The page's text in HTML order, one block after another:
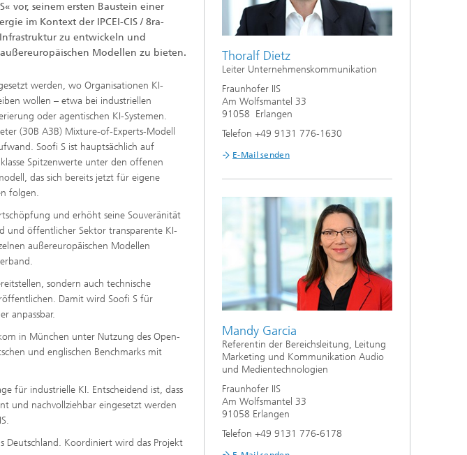
vor, seinem ersten Baustein einer
im Kontext der IPCEI-CIS / 8ra-
zu entwickeln und
Modellen zu bieten.
werden, wo Organisationen KI-
wollen – etwa bei industriellen
oder agentischen KI-Systemen.
(30B A3B) Mixture-of-Experts-Modell
Soofi S ist hauptsächlich auf
Spitzenwerte unter den offenen
das sich bereits jetzt für eigene
folgen.
und erhöht seine Souveränität
und öffentlicher Sektor transparente KI-
außereuropäischen Modellen
sondern auch technische
Damit wird Soofi S für
anpassbar.
in München unter Nutzung des Open-
und englischen Benchmarks mit
für industrielle KI. Entscheidend ist, dass
und nachvollziehbar eingesetzt werden
Deutschland. Koordiniert wird das Projekt
Thoralf Dietz
Leiter Unternehmenskommunikation
Fraunhofer IIS
Am Wolfsmantel 33
91058 Erlangen
Telefon +49 9131 776-1630
E-Mail senden
Mandy Garcia
Referentin der Bereichsleitung, Leitung
Marketing und Kommunikation Audio
und Medientechnologien
Fraunhofer IIS
Am Wolfsmantel 33
91058 Erlangen
Telefon +49 9131 776-6178